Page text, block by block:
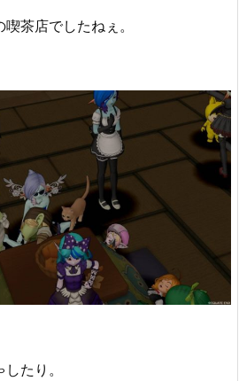
茶店でしたねぇ。
たり。